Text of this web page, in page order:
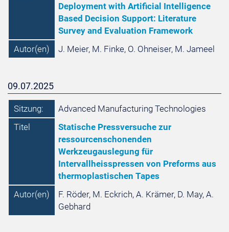
Deployment with Artificial Intelligence
Based Decision Support: Literature
Survey and Evaluation Framework
Autor(en)
J. Meier, M. Finke, O. Ohneiser, M. Jameel
09.07.2025
Sitzung:
Advanced Manufacturing Technologies
Titel
Statische Pressversuche zur
ressourcenschonenden
Werkzeugauslegung für
Intervallheisspressen von Preforms aus
thermoplastischen Tapes
Autor(en)
F. Röder, M. Eckrich, A. Krämer, D. May, A.
Gebhard